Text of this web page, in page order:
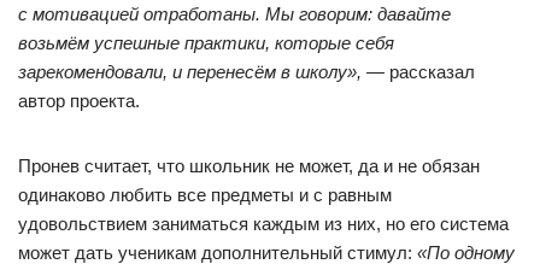
с мотивацией отработаны. Мы говорим: давайте
возьмём успешные практики, которые себя
зарекомендовали, и перенесём в школу», — рассказал
автор проекта.
Пронев считает, что школьник не может, да и не обязан
одинаково любить все предметы и с равным
удовольствием заниматься каждым из них, но его система
может дать ученикам дополнительный стимул: «По одному